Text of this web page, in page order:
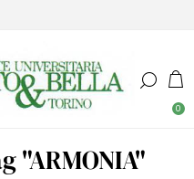
0
"ARMONIA"